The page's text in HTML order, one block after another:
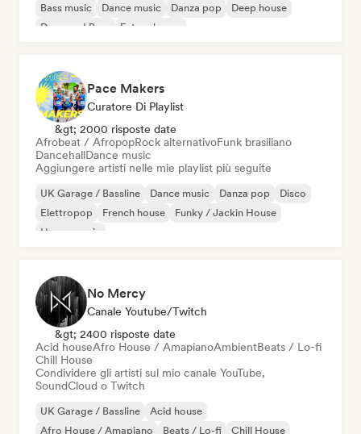
Bass music
Dance music Danza pop
Deep house
Drum and Bass
Future house
Pace Makers
Curatore Di Playlist
&gt; 2000 risposte date
Afrobeat / AfropopRock alternativoFunk brasiliano
DancehallDance music
Aggiungere artisti nelle mie playlist più seguite
UK Garage / Bassline Dance music Danza pop
Disco
Elettropop
French house
Funky / Jackin House
House music
No Mercy
Canale Youtube/Twitch
&gt; 2400 risposte date
Acid houseAfro House / AmapianoAmbientBeats / Lo-fi
Chill House
Condividere gli artisti sul mio canale YouTube,
SoundCloud o Twitch
UK Garage / Bassline
Acid house
Afro House / Amapiano
Beats / Lo-fi Chill House